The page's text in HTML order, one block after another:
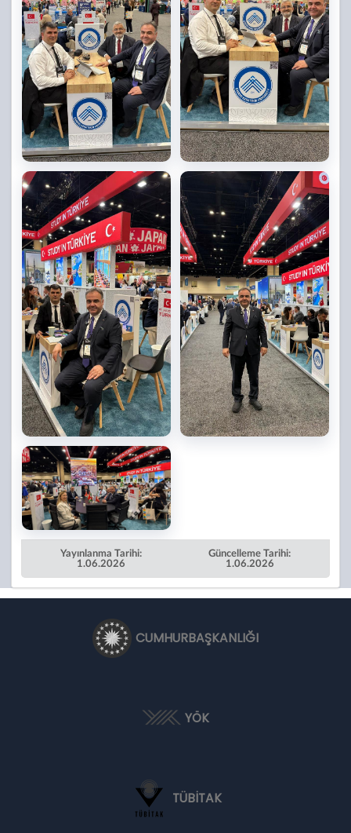
Yayınlanma Tarihi:
1.06.2026
Güncelleme Tarihi:
1.06.2026
CUMHURBAŞKANLIĞI
YÖK
TÜBİTAK